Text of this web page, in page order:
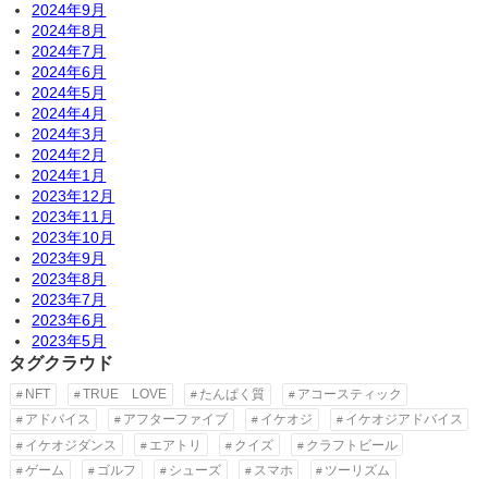
2024年9月
2024年8月
2024年7月
2024年6月
2024年5月
2024年4月
2024年3月
2024年2月
2024年1月
2023年12月
2023年11月
2023年10月
2023年9月
2023年8月
2023年7月
2023年6月
2023年5月
タグクラウド
NFT TRUE LOVE たんぱく質
アコースティック
アドバイス
アフターファイブ イケオジ
イケオジアドバイス
イケオジダンス
エアトリ クイズ
クラフトビール
ゲーム
ゴルフ シューズ スマホ
ツーリズム